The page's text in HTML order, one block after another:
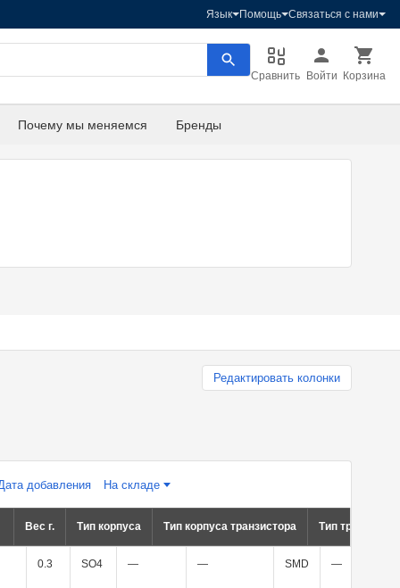
Язык Помощь Связаться с нами
Сравнить Войти Корзина
Почему мы меняемся Бренды
Редактировать колонки
добавления На складе
Вес г. Тип корпуса Тип корпуса транзистора Тип
0.3 SO4 — — SMD —